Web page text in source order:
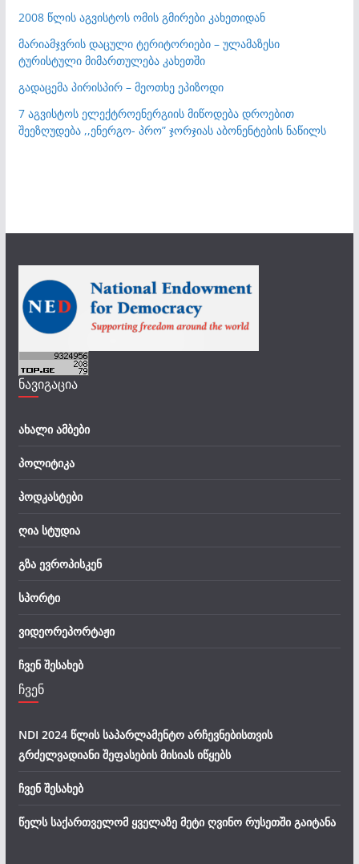
2008 წლის აგვისტოს ომის გმირები კახეთიდან
მარიამჯვრის დაცული ტერიტორიები – ულამაზესი
ტურისტული მიმართულება კახეთში
გადაცემა პირისპირ – მეოთხე ეპიზოდი
7 აგვისტოს ელექტროენერგიის მიწოდება დროებით
შეეზღუდება ,,ენერგო- პრო” ჯორჯიას აბონენტების ნაწილს
ნავიგაცია
ახალი ამბები
პოლიტიკა
პოდკასტები
ღია სტუდია
გზა ევროპისკენ
სპორტი
ვიდეორეპორტაჟი
ჩვენ შესახებ
ჩვენ
NDI 2024 წლის საპარლამენტო არჩევნებისთვის
გრძელვადიანი შეფასების მისიას იწყებს
ჩვენ შესახებ
წელს საქართველომ ყველაზე მეტი ღვინო რუსეთში გაიტანა